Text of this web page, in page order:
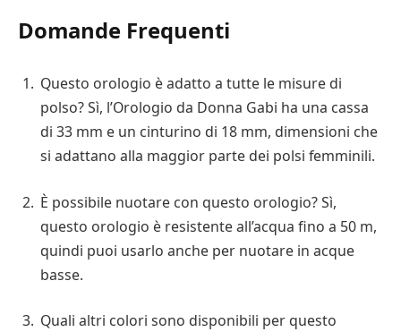
Domande Frequenti
Questo orologio è adatto a tutte le misure di
polso? Sì, l’Orologio da Donna Gabi ha una cassa
di 33 mm e un cinturino di 18 mm, dimensioni che
si adattano alla maggior parte dei polsi femminili.
È possibile nuotare con questo orologio? Sì,
questo orologio è resistente all’acqua fino a 50 m,
quindi puoi usarlo anche per nuotare in acque
basse.
Quali altri colori sono disponibili per questo